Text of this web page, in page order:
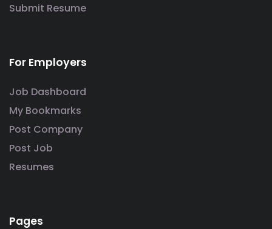
Submit Resume
For Employers
Job Dashboard
My Bookmarks
Post Company
Post Job
Resumes
Pages